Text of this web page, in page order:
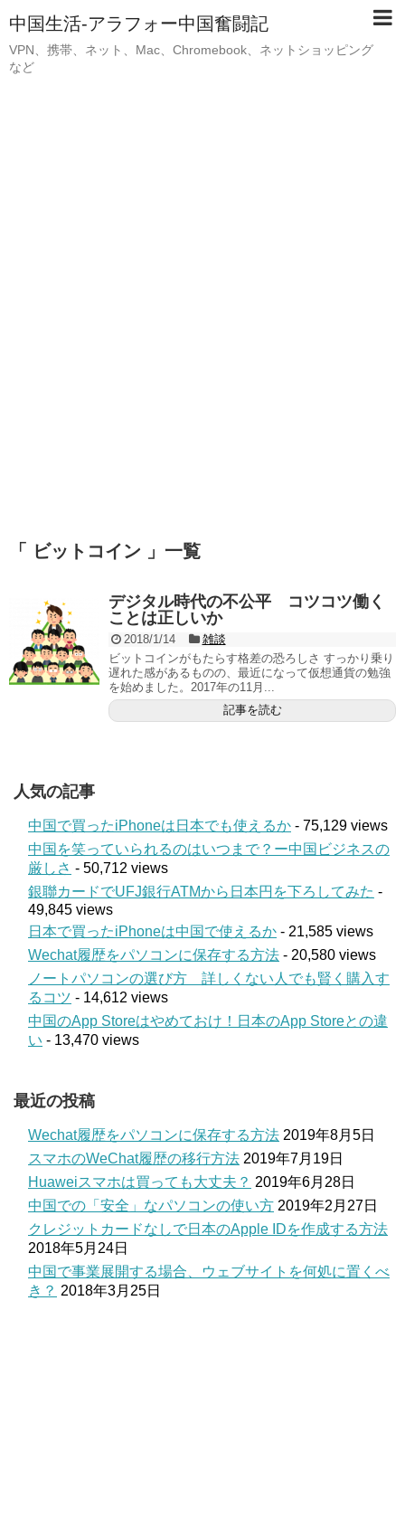
中国生活-アラフォー中国奮闘記
VPN、携帯、ネット、Mac、Chromebook、ネットショッピング
など
「 ビットコイン 」一覧
デジタル時代の不公平 コツコツ働く
ことは正しいか
2018/1/14
雑談
ビットコインがもたらす格差の恐ろしさ すっかり乗り
遅れた感があるものの、最近になって仮想通貨の勉強
を始めました。2017年の11月...
記事を読む
人気の記事
中国で買ったiPhoneは日本でも使えるか - 75,129 views
中国を笑っていられるのはいつまで？ー中国ビジネスの
厳しさ - 50,712 views
銀聯カードでUFJ銀行ATMから日本円を下ろしてみた -
49,845 views
日本で買ったiPhoneは中国で使えるか - 21,585 views
Wechat履歴をパソコンに保存する方法 - 20,580 views
ノートパソコンの選び方 詳しくない人でも賢く購入す
るコツ - 14,612 views
中国のApp Storeはやめておけ！日本のApp Storeとの違
い - 13,470 views
最近の投稿
Wechat履歴をパソコンに保存する方法 2019年8月5日
スマホのWeChat履歴の移行方法 2019年7月19日
Huaweiスマホは買っても大丈夫？ 2019年6月28日
中国での「安全」なパソコンの使い方 2019年2月27日
クレジットカードなしで日本のApple IDを作成する方法
2018年5月24日
中国で事業展開する場合、ウェブサイトを何処に置くべ
き？ 2018年3月25日